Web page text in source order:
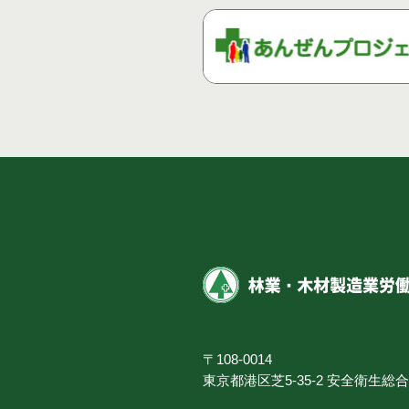
〒108-0014
東京都港区芝5-35-2 安全衛生総